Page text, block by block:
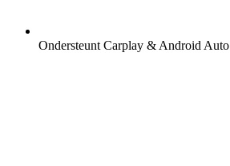
Ondersteunt Carplay & Android Auto